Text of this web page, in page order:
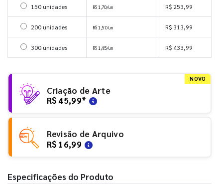
Selecionar 150 unidades
150 unidades R$ 1,70/un R$ 253,99
Selecionar 200 unidades
200 unidades R$ 1,57/un R$ 313,99
Selecionar 300 unidades
300 unidades R$ 1,45/un R$ 433,99
NOVO
Criação de Arte
R$ 45,99*
Revisão de Arquivo
R$ 16,99
Especificações do Produto